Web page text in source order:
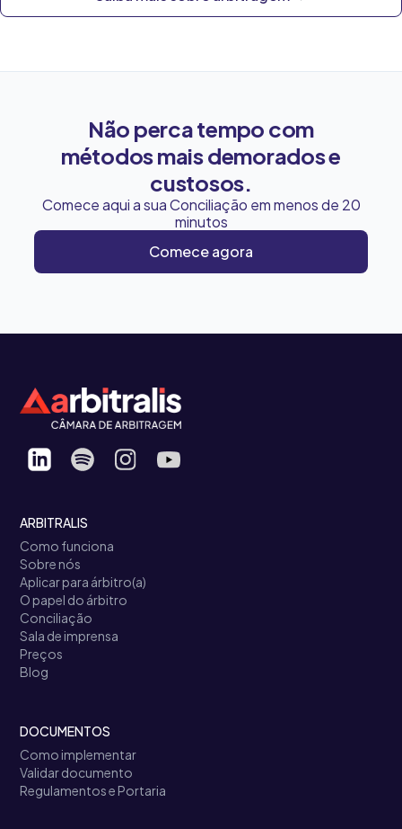
Não perca tempo com
métodos mais demorados e
custosos.
Comece aqui a sua Conciliação em menos de 20
minutos
Comece agora
ARBITRALIS
Como funciona
Sobre nós
Aplicar para árbitro(a)
O papel do árbitro
Conciliação
Sala de imprensa
Preços
Blog
DOCUMENTOS
Como implementar
Validar documento
Regulamentos e Portaria